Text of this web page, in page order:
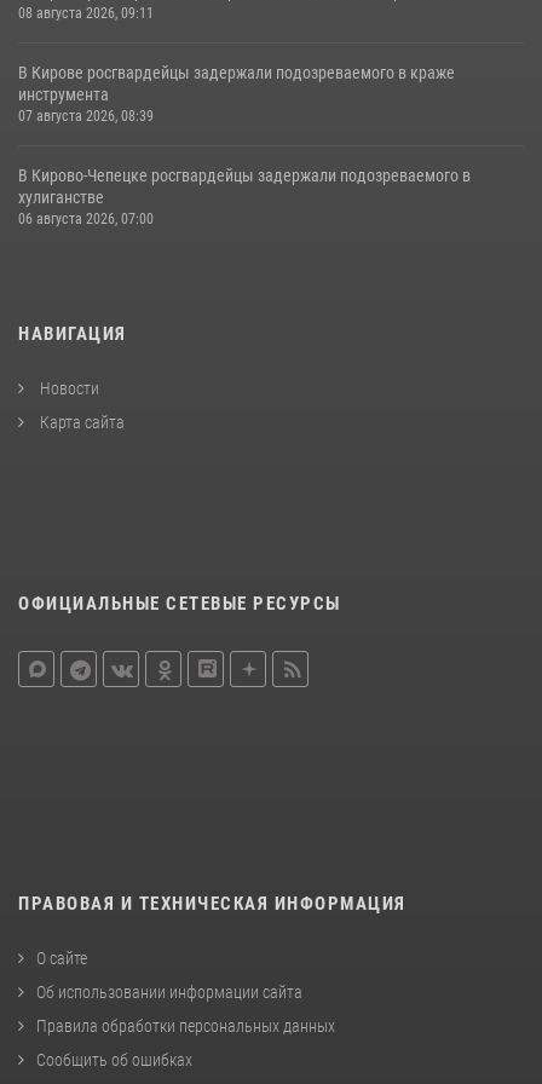
08 августа 2026, 09:11
В Кирове росгвардейцы задержали подозреваемого в краже
инструмента
07 августа 2026, 08:39
В Кирово-Чепецке росгвардейцы задержали подозреваемого в
хулиганстве
06 августа 2026, 07:00
НАВИГАЦИЯ
Новости
Карта сайта
ОФИЦИАЛЬНЫЕ СЕТЕВЫЕ РЕСУРСЫ
ПРАВОВАЯ И ТЕХНИЧЕСКАЯ ИНФОРМАЦИЯ
О сайте
Об использовании информации сайта
Правила обработки персональных данных
Сообщить об ошибках